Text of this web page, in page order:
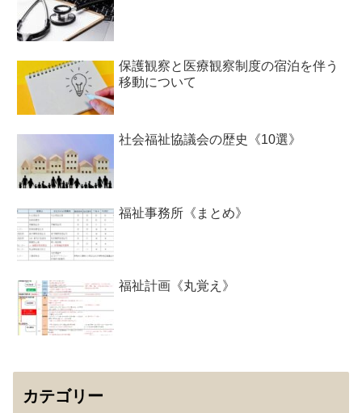
保護観察と医療観察制度の宿泊を伴う
移動について
社会福祉協議会の歴史《10選》
福祉事務所《まとめ》
福祉計画《丸覚え》
カテゴリー